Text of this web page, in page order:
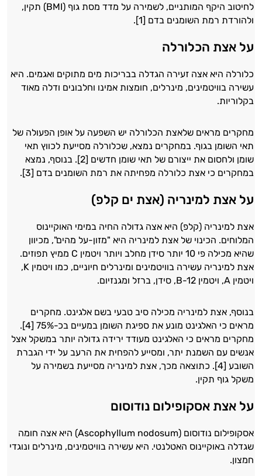
לחיטוב היקף המותניים, לשמירה על מדד מסת גוף (BMI) תקין,
ולהורדת רמת השומנים בדם [1].
על אצת הכלורלה
כלורלה היא אצה זעירה הגדלה בבריכות מים מתוקים ואגמים. היא
עשירה בוויטמינים, מינרלים, חומצות אמינו וחלבונים ודלה מאוד
בקלוריות.
מחקרים מראים שלאצת הכלורלה יש השפעה על אופן הפעולה של
תאי השומן בגוף. במחקרים נמצא, שכלורלה מסייעת לכווץ תאי
שומן ולחסום את ייצורם של תאי שומן חדשים [2]. בנוסף, נמצא
במחקרים כי אצת כלורלה מפחיתה את רמת השומנים בדם [3].
על אצת למינריה (אצת ים קלפ)
אצת למינריה (קלפ) היא אצה גדולה החיה במימי האוקיינוס
המלוחים. הכינוי של אצת למינריה היא "מזון-על מהים", מכיוון
שהיא מכילה פי 10 יותר סידן מחלב ויותר ויטמין C ממיץ תפוזים.
אצת למינריה עשירה בוויטמינים ומינרלים חיוניים, כמו ויטמין K,
ויטמין A, ויטמין B-12, סידן, ברזל ומגנזיום.
בנוסף, אצת למינריה מכילה סיב טבעי בשם אלגינט. מחקרים
מראים כי האלגינט מונע את ספיגת השומן במעיים בכ-75% [4].
מחקרים מראים כי האלגינט מעודד ירידה גדולה יותר במשקל אצל
אנשים עם השמנת יתר, ומסייע להפחית את הרעב על ידי הגברת
השובע [4]. כתוצאה מכך, אצת למינריה מסייעת בשמירה על
משקל גוף תקין.
על אצת אסקופילום נודוסום
אסקופילום נודוסום (Ascophyllum nodosum) היא אצה חומה
שגדלה באוקיינוס האטלנטי. היא עשירה בוויטמינים, מינרלים ונוגדי
חמצון.
היי,
אני יועץ הבריאות האישי AI של טבע בריא.